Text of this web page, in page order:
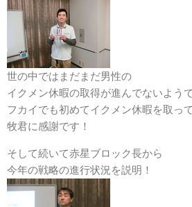
世の中ではまだまだ男性の
イクメン休暇の取得が進んでないよう
フカイでも初めてイクメン休暇を取っ
牧君に感謝です！
そして続いて赤星ブロック長から
今年の戦略の進行状況を説明！